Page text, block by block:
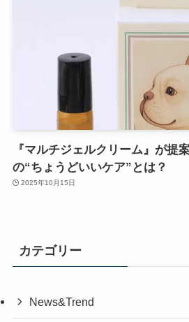
『マルチジェルクリーム』が提
の“ちょうどいいケア”とは？
2025年10月15日
カテゴリー
News&Trend